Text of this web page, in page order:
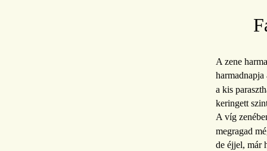
A zene
harmadnapja
a kis
keringett
A víg
megragad
de éjjel, már